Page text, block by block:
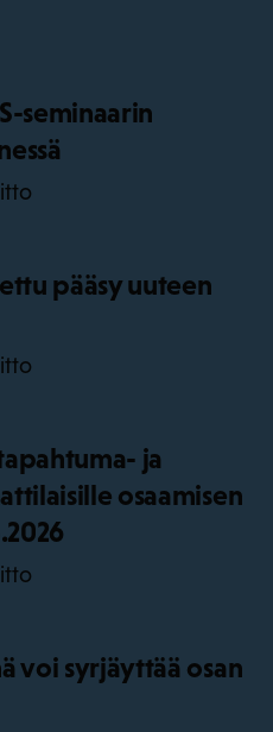
seminaarin
pääsy uuteen
ja
osaamisen
voi syrjäyttää osan